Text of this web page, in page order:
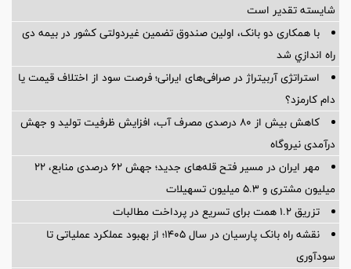
شایسته تقدیر است
با همکاری دو بانک، اولین صندوق تضمین غیردولتی کشور در بیمه دی
راه اندازي شد
استراتژی آربیتراژ در صرافی‌های ایرانی؛ فرصت سود از اختلاف قیمت یا
دام کارمزد؟
کاهش بیش از ۸۰ درصدی مصرف آب، افزایش ظرفیت تولید و جهش
درآمدی نیروگاه
مهر ایران در مسیر فتح قله‌های جدید؛ جهش ۶۲ درصدی منابع، ۲۲
میلیون مشتری و ۵.۳ میلیون تسهیلات
تزریق ۱.۲ همت برای تسریع در پرداخت مطالبات
نقشه راه بانک پارسیان در سال ۱۴۰۵؛ از بهبود عملکرد عملیاتی تا
سودآوری